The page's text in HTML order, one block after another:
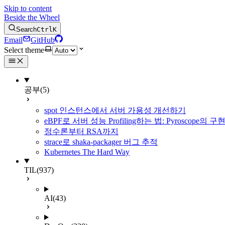
Skip to content
Beside the Wheel
SearchCtrlK
Email
GitHub
Select theme
공부(5)
spot 인스턴스에서 서버 가용성 개선하기
eBPF로 서버 성능 Profiling하는 법: Pyroscope의 구
정수론부터 RSA까지
strace로 shaka-packager 버그 추적
Kubernetes The Hard Way
TIL(937)
AI(43)